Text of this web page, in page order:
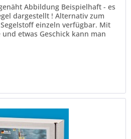
Abbildung Beispielhaft - es
dargestellt ! Alternativ zum
einzeln verfügbar. Mit
etwas Geschick kann man